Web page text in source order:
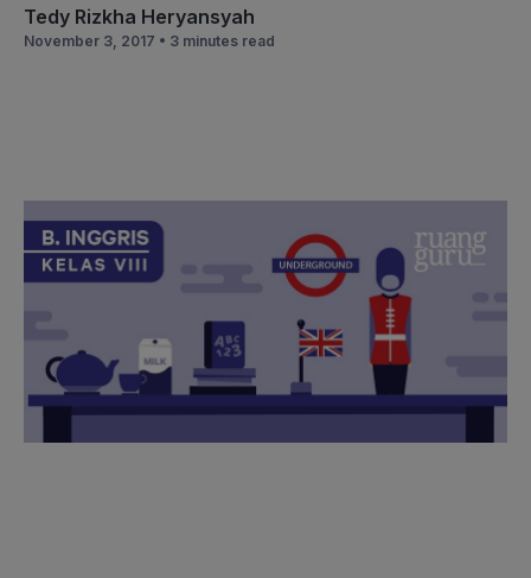
Tedy Rizkha Heryansyah
November 3, 2017 • 3 minutes read